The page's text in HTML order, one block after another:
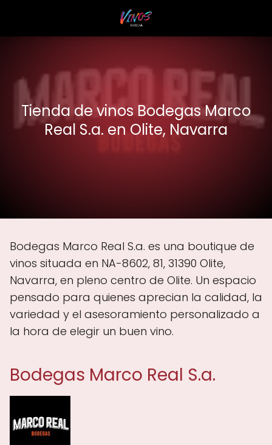
Tienda de vinos Bodegas Marco
Real S.a. en Olite, Navarra
Bodegas Marco Real S.a. es una boutique de
vinos situada en NA-8602, 81, 31390 Olite,
Navarra, en pleno centro de Olite. Un espacio
pensado para quienes aprecian la calidad, la
variedad y el asesoramiento personalizado a
la hora de elegir un buen vino.
Bodegas Marco Real S.a.